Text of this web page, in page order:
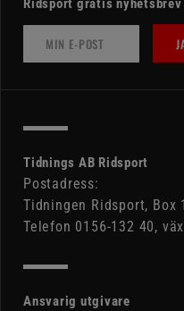
Ridsport gratis nyhetsbrev
Tidnings AB Ridsport
Postadress:
Tidningen Ridsport, Box
Telefon 0156-132 40,
Ansvarig utgivare